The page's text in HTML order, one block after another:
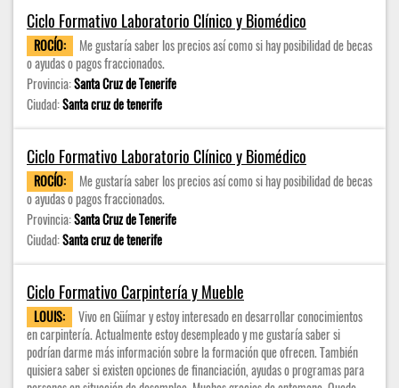
Ciclo Formativo Laboratorio Clínico y Biomédico
ROCÍO:
Me gustaría saber los precios así como si hay posibilidad de becas
o ayudas o pagos fraccionados.
Provincia:Santa Cruz de Tenerife
Ciudad:Santa cruz de tenerife
Ciclo Formativo Laboratorio Clínico y Biomédico
ROCÍO:
Me gustaría saber los precios así como si hay posibilidad de becas
o ayudas o pagos fraccionados.
Provincia:Santa Cruz de Tenerife
Ciudad:Santa cruz de tenerife
Ciclo Formativo Carpintería y Mueble
LOUIS:
Vivo en Güímar y estoy interesado en desarrollar conocimientos
en carpintería. Actualmente estoy desempleado y me gustaría saber si
podrían darme más información sobre la formación que ofrecen. También
quisiera saber si existen opciones de financiación, ayudas o programas para